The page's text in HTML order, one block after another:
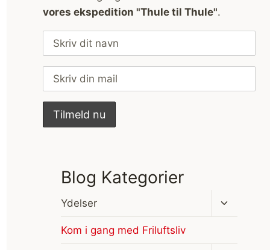
vores ekspedition "Thule til Thule".
Blog Kategorier
Ydelser
Skift
Kom i gang med Friluftsliv